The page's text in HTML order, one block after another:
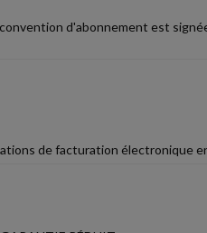
d'abonnement est
de facturation électronique